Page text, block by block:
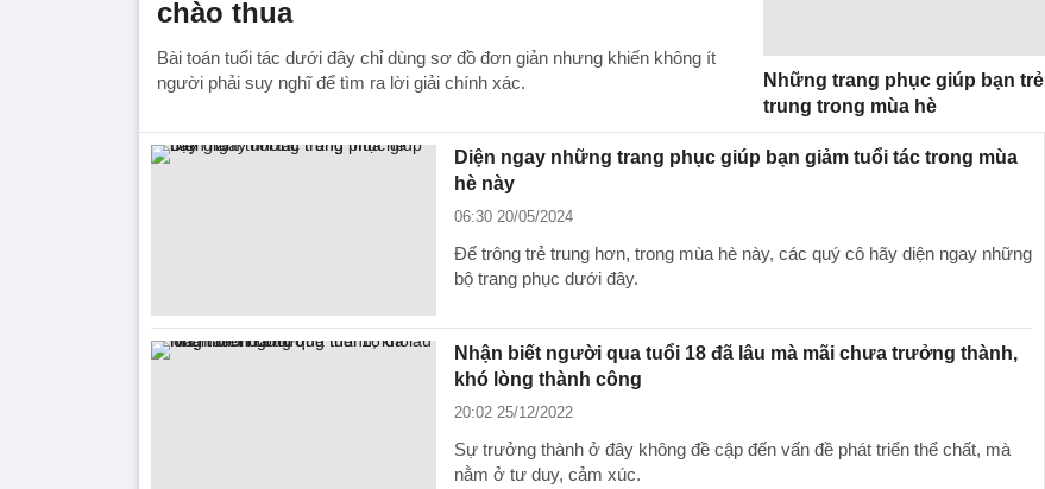
chào thua
Bài toán tuổi tác dưới đây chỉ dùng sơ đồ đơn giản nhưng khiến không ít
người phải suy nghĩ để tìm ra lời giải chính xác.
Những trang phục giúp bạn trẻ
trung trong mùa hè
Diện ngay những trang phục giúp bạn giảm tuổi tác trong mùa
hè này
06:30 20/05/2024
Để trông trẻ trung hơn, trong mùa hè này, các quý cô hãy diện ngay những
bộ trang phục dưới đây.
Nhận biết người qua tuổi 18 đã lâu mà mãi chưa trưởng thành,
khó lòng thành công
20:02 25/12/2022
Sự trưởng thành ở đây không đề cập đến vấn đề phát triển thể chất, mà
nằm ở tư duy, cảm xúc.